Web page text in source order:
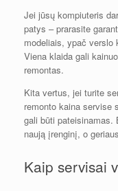
Jei jūsų kompiuteris
patys – prarasite
modeliais, ypač verslo
Viena klaida gali
remontas.
Kita vertus, jei turite
remonto kaina servise
gali būti pateisinamas.
naują įrenginį, o
Kaip servisai